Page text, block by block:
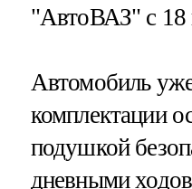
"АвтоВАЗ" с 18
Автомобиль
комплектации
подушкой
дневными